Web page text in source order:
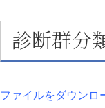
診断群分
ファイルをダウンロ